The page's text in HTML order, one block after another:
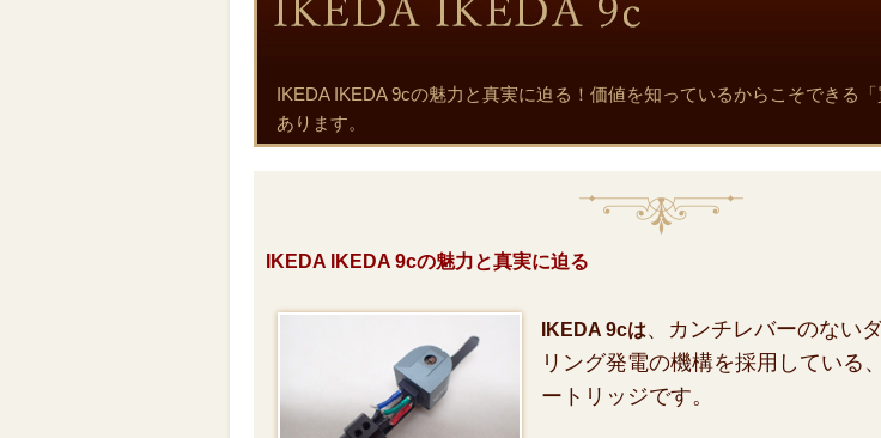
IKEDA IKEDA 9cの魅力と真実に迫る！価値を知っているからこそできる
あります。
IKEDA IKEDA 9cの魅力と真実に迫る
IKEDA 9cは、カンチレバーのない
リング発電の機構を採用している
ートリッジです。